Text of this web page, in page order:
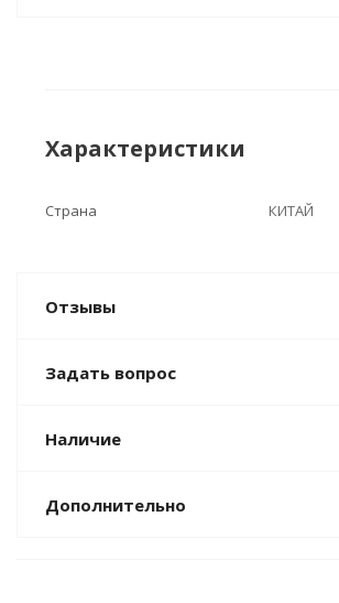
Характеристики
Страна КИТАЙ
Отзывы
Задать вопрос
Наличие
Дополнительно